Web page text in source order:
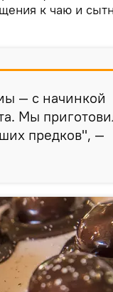
к чаю и
— с начинкой
Мы
предков", —